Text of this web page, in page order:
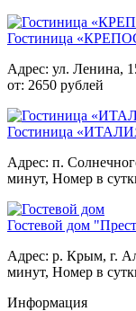
Гостиница
Адрес: ул. Ленина,
от: 2650 рублей
Гостиница
Адрес: п.
минут, Номер в
Гостевой дом
Адрес: р. Крым, г.
минут, Номер в
Информация